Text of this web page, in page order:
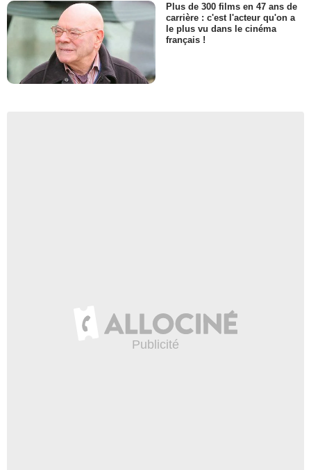
Plus de 300 films en 47 ans de
carrière : c'est l'acteur qu'on a
le plus vu dans le cinéma
français !